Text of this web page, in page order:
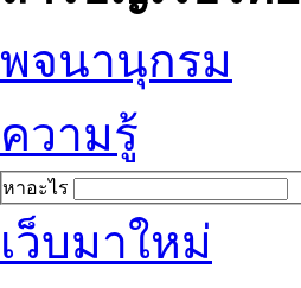
พจนานุกรม
ความรู้
หาอะไร
เว็บมาใหม่